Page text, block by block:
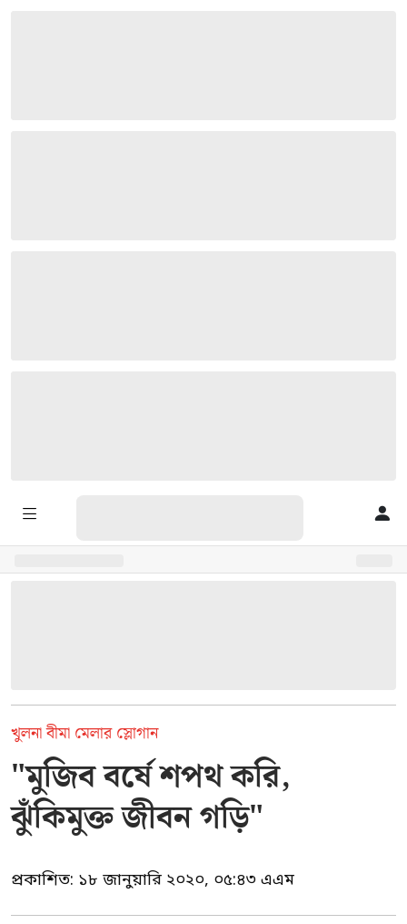
খুলনা বীমা মেলার স্লোগান
"মুজিব বর্ষে শপথ করি,
ঝুঁকিমুক্ত জীবন গড়ি"
প্রকাশিত: ১৮ জানুয়ারি ২০২০, ০৫:৪৩ এএম